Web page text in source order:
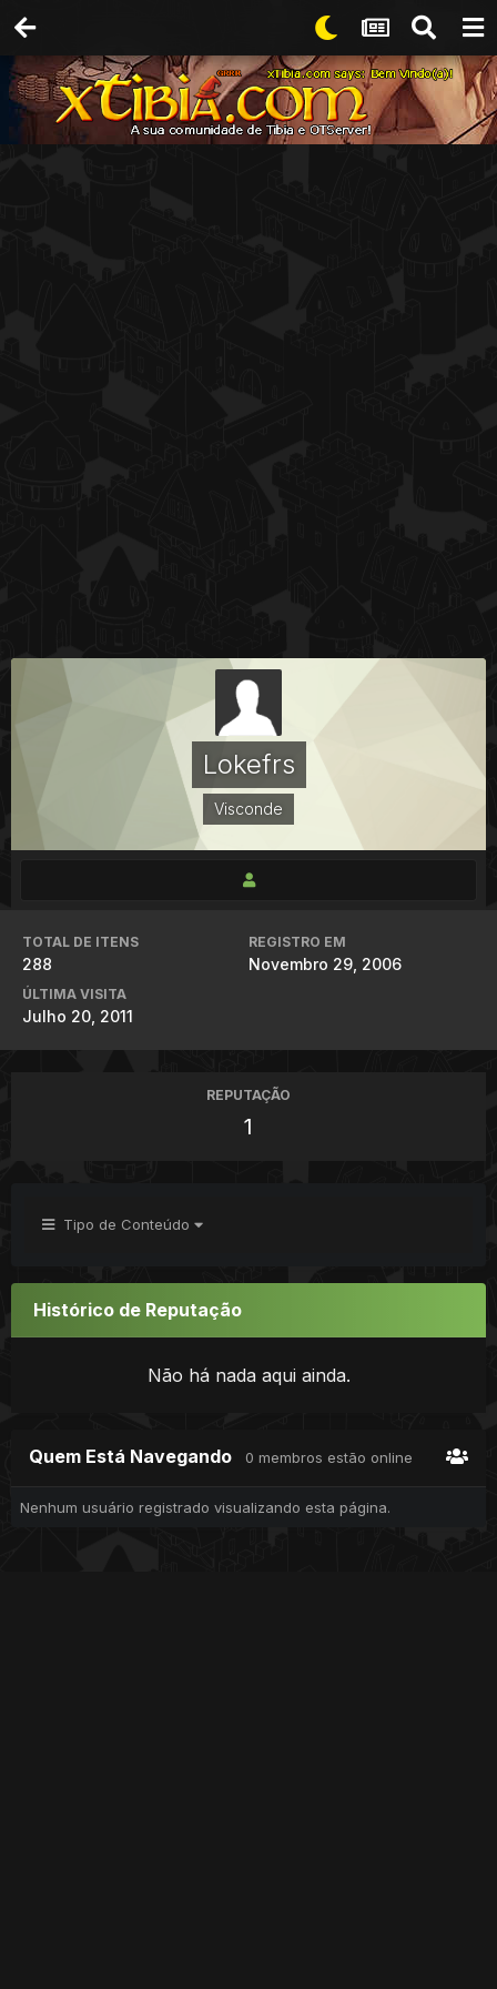
Lokefrs
Visconde
TOTAL DE ITENS
288
REGISTRO EM
Novembro 29, 2006
ÚLTIMA VISITA
Julho 20, 2011
REPUTAÇÃO
1
Tipo de Conteúdo
Histórico de Reputação
Não há nada aqui ainda.
Quem Está Navegando 0 membros estão online
Nenhum usuário registrado visualizando esta página.